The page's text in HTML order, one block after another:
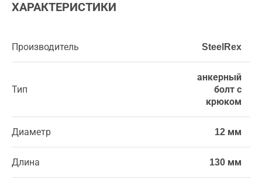
ХАРАКТЕРИСТИКИ
Производитель SteelRex
Тип
анкерный
болт с
крюком
Диаметр 12 мм
Длина 130 мм